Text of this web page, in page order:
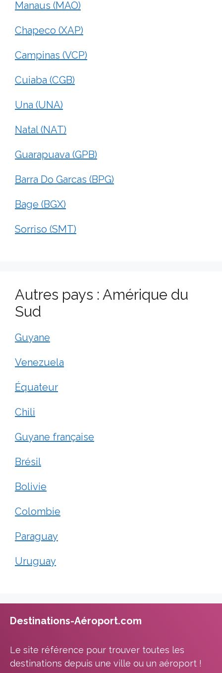
Manaus (MAO)
Chapeco (XAP)
Campinas (VCP)
Cuiaba (CGB)
Una (UNA)
Natal (NAT)
Guarapuava (GPB)
Barra Do Garcas (BPG)
Bage (BGX)
Sorriso (SMT)
Autres pays : Amérique du
Sud
Guyane
Venezuela
Équateur
Chili
Guyane française
Brésil
Bolivie
Colombie
Paraguay
Uruguay
Destinations-Aéroport.com
Le site référence pour trouver toutes les
destinations depuis une ville ou un aéroport !